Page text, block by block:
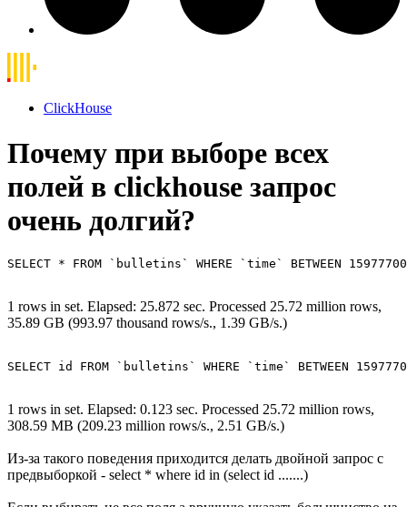
ClickHouse
Почему при выборе всех
полей в clickhouse запрос
очень долгий?
SELECT * FROM `bulletins` WHERE `time` BETWEEN
1 rows in set. Elapsed: 25.872 sec. Processed 25.72 million rows,
35.89 GB (993.97 thousand rows/s., 1.39 GB/s.)
SELECT id FROM `bulletins` WHERE `time` BETWEEN
1 rows in set. Elapsed: 0.123 sec. Processed 25.72 million rows,
308.59 MB (209.23 million rows/s., 2.51 GB/s.)
Из-за такого поведения приходится делать двойной запрос с
предвыборкой - select * where id in (select id .......)